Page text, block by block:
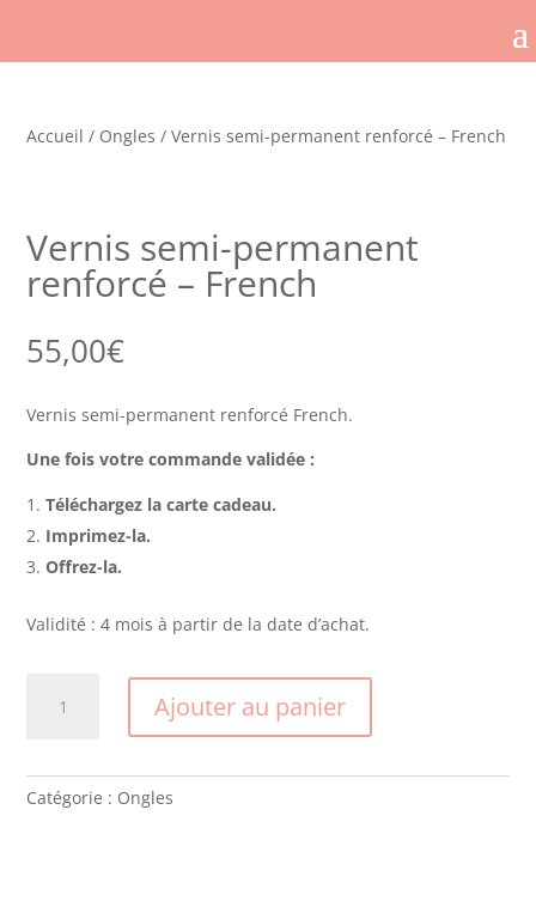
Accueil / Ongles / Vernis semi-permanent renforcé – French
Vernis semi-permanent
renforcé – French
55,00€
Vernis semi-permanent renforcé French.
Une fois votre commande validée :
Téléchargez la carte cadeau.
Imprimez-la.
Offrez-la.
Validité : 4 mois à partir de la date d’achat.
permanent
Ajouter au panier
Catégorie : Ongles